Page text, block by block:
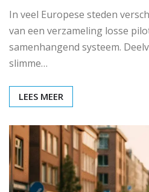
In veel Europese steden
van een verzameling losse
samenhangend systeem.
slimme…
LEES MEER